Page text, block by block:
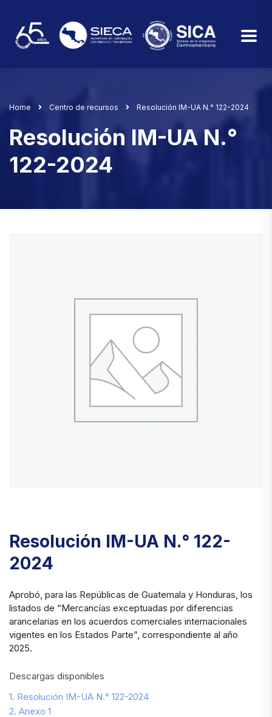
Home Centro de recursos Resolución IM-UA N.° 122-2024
Resolución IM-UA N.°
122-2024
Resolución IM-UA N.° 122-
2024
Aprobó, para las Repúblicas de Guatemala y Honduras, los
listados de “Mercancías exceptuadas por diferencias
arancelarias en los acuerdos comerciales internacionales
vigentes en los Estados Parte”, correspondiente al año
2025.
Descargas disponibles
1. Resolución IM-UA N.° 122-2024
2. Anexo 1